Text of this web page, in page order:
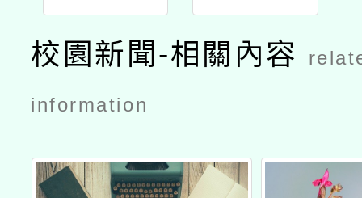
校園新聞-相關內容
information